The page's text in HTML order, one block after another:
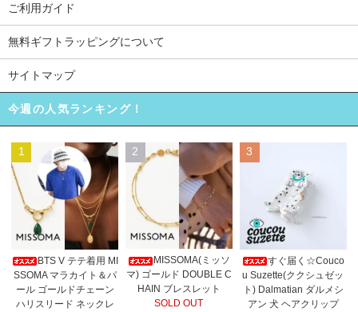
ご利用ガイド
無料ギフトラッピングについて
サイトマップ
今週の人気ランキング！
1
BTS V テテ着用 MI
SSOMA マラカイト＆パ
ール ゴールドチェーン
ハリスリード ネックレ
2
MISSOMA(ミッソ
マ) ゴールド DOUBLE C
HAIN ブレスレット
SOLD OUT
3
すぐ届く☆Couco
u Suzette(ククシュゼッ
ト) Dalmatian ダルメシ
アン 犬 ヘアクリップ